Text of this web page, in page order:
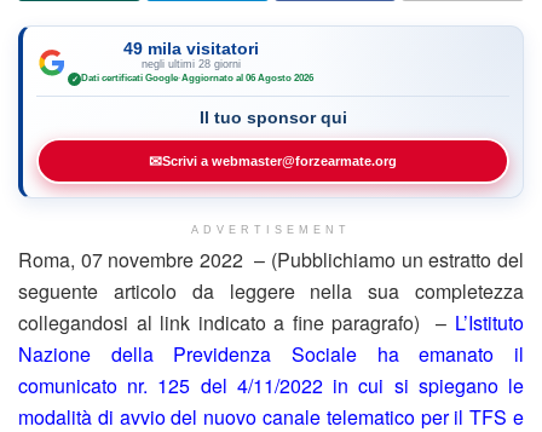
49 mila visitatori
negli ultimi 28 giorni
✓ Dati certificati Google·Aggiornato al 06 Agosto 2026
Il tuo sponsor qui
✉Scrivi a webmaster@forzearmate.org
ADVERTISEMENT
Roma, 07 novembre 2022 – (Pubblichiamo un estratto del
seguente articolo da leggere nella sua completezza
collegandosi al link indicato a fine paragrafo) – L’Istituto
Nazione della Previdenza Sociale ha emanato il
comunicato nr. 125 del 4/11/2022 in cui si spiegano le
modalità di avvio del nuovo canale telematico per il TFS e